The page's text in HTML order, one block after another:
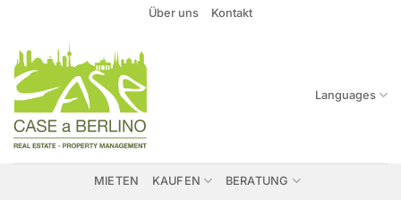
springen
Über uns Kontakt
Languages
MIETEN KAUFEN BERATUNG